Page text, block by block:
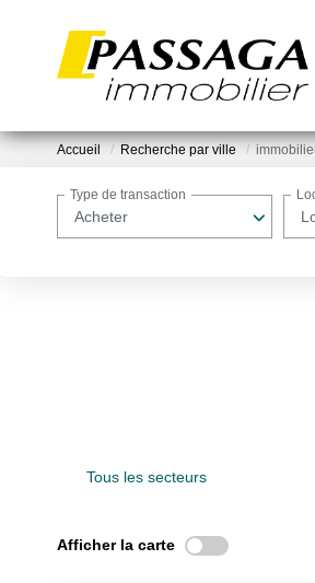
Accueil Recherche par ville
Acheter
Type de transaction
Tous les secteurs
Afficher la carte